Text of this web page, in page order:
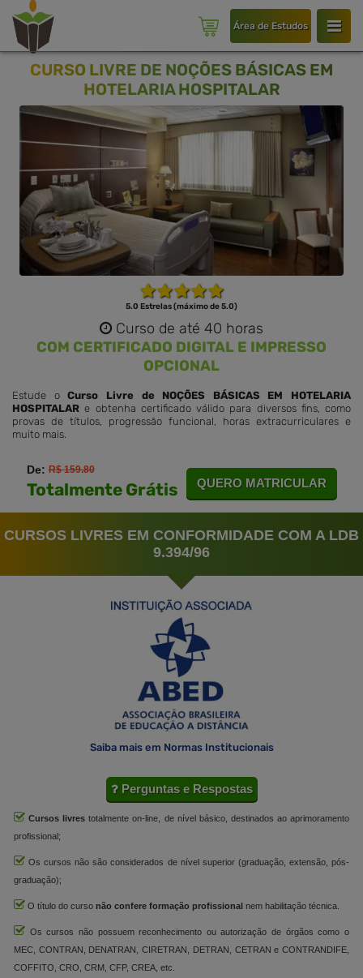
Área de Estudos
CURSO LIVRE DE NOÇÕES BÁSICAS EM
HOTELARIA HOSPITALAR
5.0 Estrelas (máximo de 5.0)
Curso de até 40 horas
COM CERTIFICADO DIGITAL E IMPRESSO
OPCIONAL
Estude oCurso Livre de NOÇÕES BÁSICAS EM HOTELARIA
HOSPITALAR e obtenha certificado válido para diversos fins, como
provas de títulos, progressão funcional, horas extracurriculares e
muito mais.
De:R$ 159.80
Totalmente Grátis QUERO MATRICULAR
CURSOS LIVRES EM CONFORMIDADE COM A LDB
9.394/96
Saiba mais em Normas Institucionais
Perguntas e Respostas
Cursos livres totalmente on-line, de nível básico, destinados ao aprimoramento
profissional;
Os cursos não são considerados de nível superior (graduação, extensão, pós-
graduação);
O título do curso não confere formação profissional nem habilitação técnica.
Os cursos não possuem reconhecimento ou autorização de órgãos como o
MEC, CONTRAN, DENATRAN, CIRETRAN, DETRAN, CETRAN e CONTRANDIFE,
COFFITO, CRO, CRM, CFP, CREA, etc.